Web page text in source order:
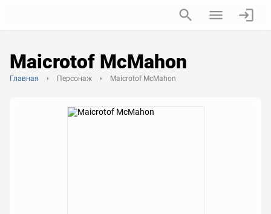
Maicrotof McMahon
Главная Персонаж Maicrotof McMahon